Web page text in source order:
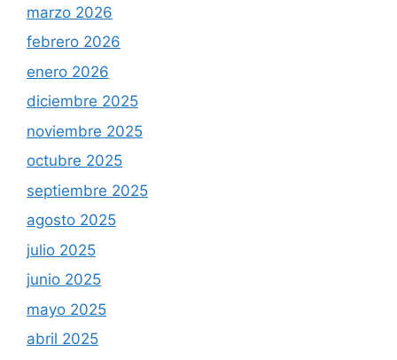
marzo 2026
febrero 2026
enero 2026
diciembre 2025
noviembre 2025
octubre 2025
septiembre 2025
agosto 2025
julio 2025
junio 2025
mayo 2025
abril 2025